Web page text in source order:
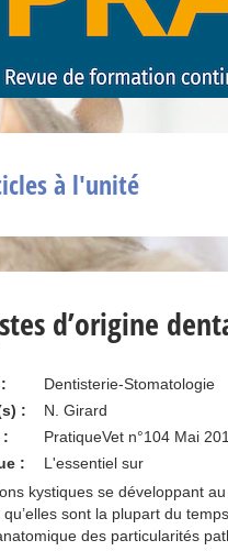
à l'unité
d’origine
Dentisterie-Stomatologie
:
N. Girard
:
PratiqueVet n°104 Mai
:
L'essentiel sur
kystiques se développant
qu’elles sont la plupart du
des particularités